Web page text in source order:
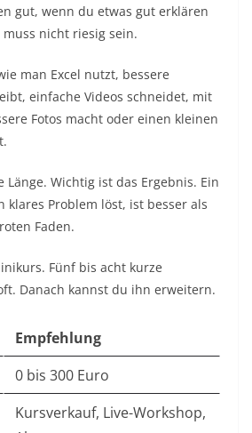
gut, wenn du etwas gut erklären
muss nicht riesig sein.
man Excel nutzt, bessere
einfache Videos schneidet, mit
Fotos macht oder einen kleinen
Wichtig ist das Ergebnis. Ein
klares Problem löst, ist besser als
Faden.
Fünf bis acht kurze
Danach kannst du ihn erweitern.
Empfehlung
0 bis 300 Euro
Kursverkauf, Live-Workshop,